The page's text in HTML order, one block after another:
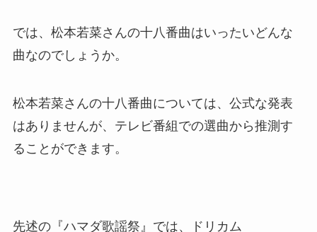
では、松本若菜さんの十八番曲はいったいどんな
曲なのでしょうか。
松本若菜さんの十八番曲については、公式な発表
はありませんが、テレビ番組での選曲から推測す
ることができます。
先述の『ハマダ歌謡祭』では、ドリカム